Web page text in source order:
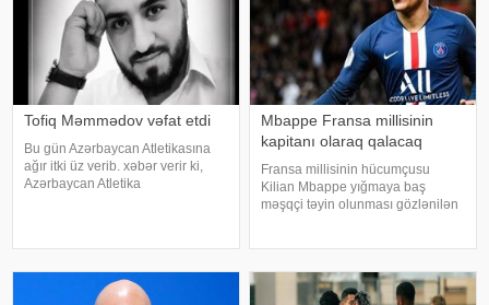
Tofiq Məmmədov vəfat etdi
Bu gün Azərbaycan Atletikasına
ağır itki üz verib. xəbər verir ki,
Azərbaycan Atletika
Məmmədov dünyasını dəyişib
Mbappe Fransa millisinin
kapitanı olaraq qalacaq
Fransa millisinin hücumçusu
Kilian Mbappe yığmaya baş
məşqçi təyin olunması gözlənilən
bu barədə "Le Parisien"